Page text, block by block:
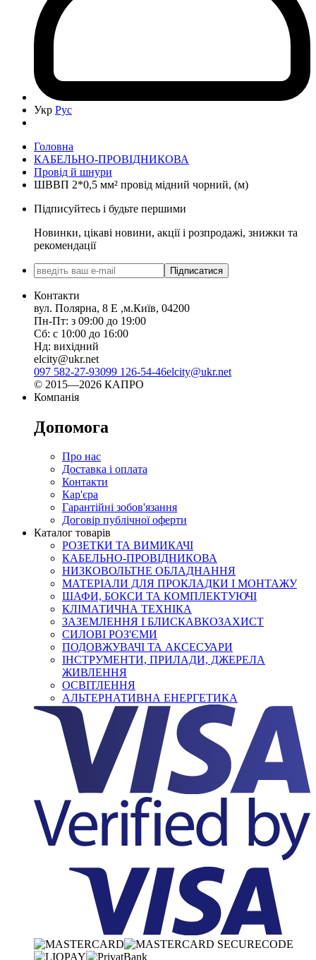
Укр Рус
Головна
КАБЕЛЬНО-ПРОВІДНИКОВА
Провід й шнури
ШВВП 2*0,5 мм² провід мідний чорний, (м)
Підписуйтесь і будьте першими
Новинки, цікаві новини, акції і розпродажі, знижки та
рекомендації
Підписатися
Контакти
вул. Полярна, 8 Е ,м.Київ, 04200
Пн-Пт: з 09:00 до 19:00
Сб: с 10:00 до 16:00
Нд: вихідний
elcity@ukr.net
097 582-27-93099 126-54-46elcity@ukr.net
© 2015—2026 КАПРО
Компанія
Допомога
Про нас
Доставка і оплата
Контакти
Кар'єра
Гарантійні зобов'язання
Договір публічної оферти
Каталог товарів
РОЗЕТКИ ТА ВИМИКАЧІ
КАБЕЛЬНО-ПРОВІДНИКОВА
НИЗКОВОЛЬТНЕ ОБЛАДНАННЯ
МАТЕРІАЛИ ДЛЯ ПРОКЛАДКИ І МОНТАЖУ
ШАФИ, БОКСИ ТА КОМПЛЕКТУЮЧІ
КЛІМАТИЧНА ТЕХНІКА
ЗАЗЕМЛЕННЯ І БЛИСКАВКОЗАХИСТ
СИЛОВІ РОЗ'ЄМИ
ПОДОВЖУВАЧІ ТА АКСЕСУАРИ
ІНСТРУМЕНТИ, ПРИЛАДИ, ДЖЕРЕЛА
ЖИВЛЕННЯ
ОСВІТЛЕННЯ
АЛЬТЕРНАТИВНА ЕНЕРГЕТИКА